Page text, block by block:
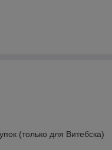
(только для Витебска)